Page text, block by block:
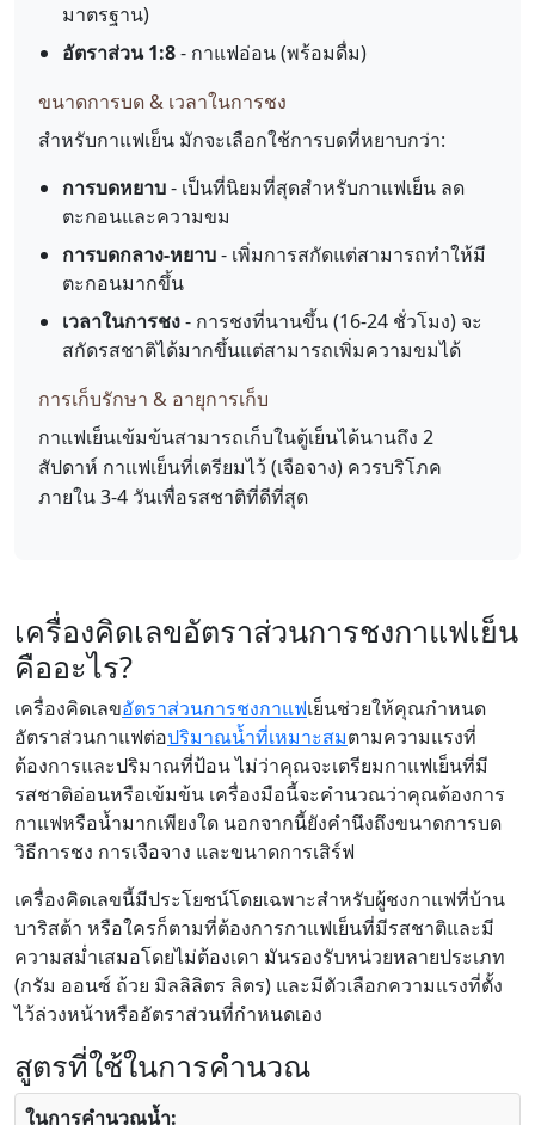
มาตรฐาน)
อัตราส่วน 1:8- กาแฟอ่อน (พร้อมดื่ม)
ขนาดการบด & เวลาในการชง
สำหรับกาแฟเย็น มักจะเลือกใช้การบดที่หยาบกว่า:
การบดหยาบ- เป็นที่นิยมที่สุดสำหรับกาแฟเย็น ลด
ตะกอนและความขม
การบดกลาง-หยาบ- เพิ่มการสกัดแต่สามารถทำให้มี
ตะกอนมากขึ้น
เวลาในการชง- การชงที่นานขึ้น (16-24 ชั่วโมง) จะ
สกัดรสชาติได้มากขึ้นแต่สามารถเพิ่มความขมได้
การเก็บรักษา & อายุการเก็บ
กาแฟเย็นเข้มข้นสามารถเก็บในตู้เย็นได้นานถึง 2
สัปดาห์ กาแฟเย็นที่เตรียมไว้ (เจือจาง) ควรบริโภค
ภายใน 3-4 วันเพื่อรสชาติที่ดีที่สุด
เครื่องคิดเลขอัตราส่วนการชงกาแฟเย็น
คืออะไร?
เครื่องคิดเลขอัตราส่วนการชงกาแฟเย็นช่วยให้คุณกำหนด
อัตราส่วนกาแฟต่อปริมาณน้ำที่เหมาะสมตามความแรงที่
ต้องการและปริมาณที่ป้อน ไม่ว่าคุณจะเตรียมกาแฟเย็นที่มี
รสชาติอ่อนหรือเข้มข้น เครื่องมือนี้จะคำนวณว่าคุณต้องการ
กาแฟหรือน้ำมากเพียงใด นอกจากนี้ยังคำนึงถึงขนาดการบด
วิธีการชง การเจือจาง และขนาดการเสิร์ฟ
เครื่องคิดเลขนี้มีประโยชน์โดยเฉพาะสำหรับผู้ชงกาแฟที่บ้าน
บาริสต้า หรือใครก็ตามที่ต้องการกาแฟเย็นที่มีรสชาติและมี
ความสม่ำเสมอโดยไม่ต้องเดา มันรองรับหน่วยหลายประเภท
(กรัม ออนซ์ ถ้วย มิลลิลิตร ลิตร) และมีตัวเลือกความแรงที่ตั้ง
ไว้ล่วงหน้าหรืออัตราส่วนที่กำหนดเอง
สูตรที่ใช้ในการคำนวณ
ในการคำนวณน้ำ: